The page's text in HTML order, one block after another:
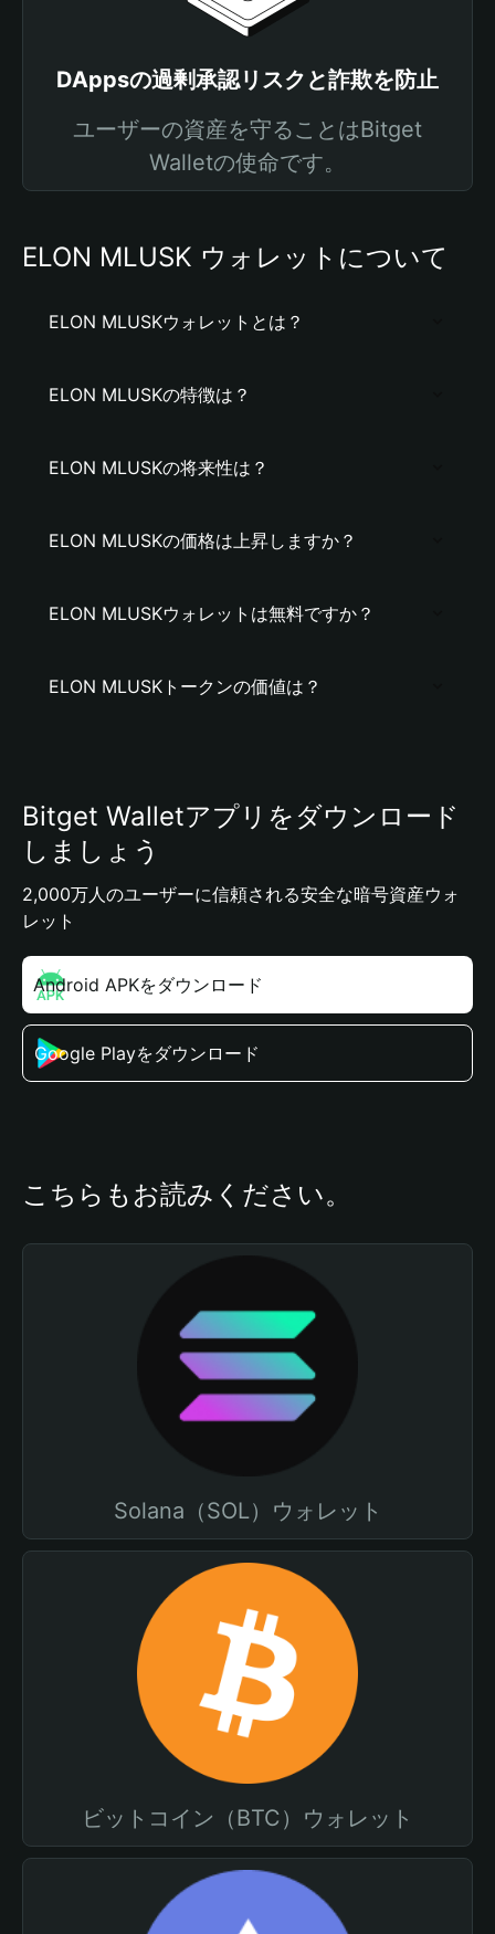
DAppsの過剰承認リスクと詐欺を防止
ユーザーの資産を守ることはBitget
Walletの使命です。
ELON MLUSK ウォレットについて
ELON MLUSKウォレットとは？
ELON MLUSKの特徴は？
ELON MLUSKの将来性は？
ELON MLUSKの価格は上昇しますか？
ELON MLUSKウォレットは無料ですか？
ELON MLUSKトークンの価値は？
Bitget Walletアプリをダウンロード
しましょう
2,000万人のユーザーに信頼される安全な暗号資産ウォ
レット
Android APKをダウンロード
Google Playをダウンロード
こちらもお読みください。
Solana（SOL）ウォレット
ビットコイン（BTC）ウォレット